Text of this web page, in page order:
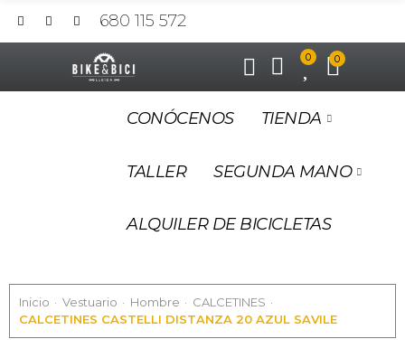
680 115 572
0 0
CONÓCENOS TIENDA
TALLER SEGUNDA MANO
ALQUILER DE BICICLETAS
Inicio Vestuario Hombre
CALCETINES
CALCETINES CASTELLI DISTANZA 20 AZUL SAVILE